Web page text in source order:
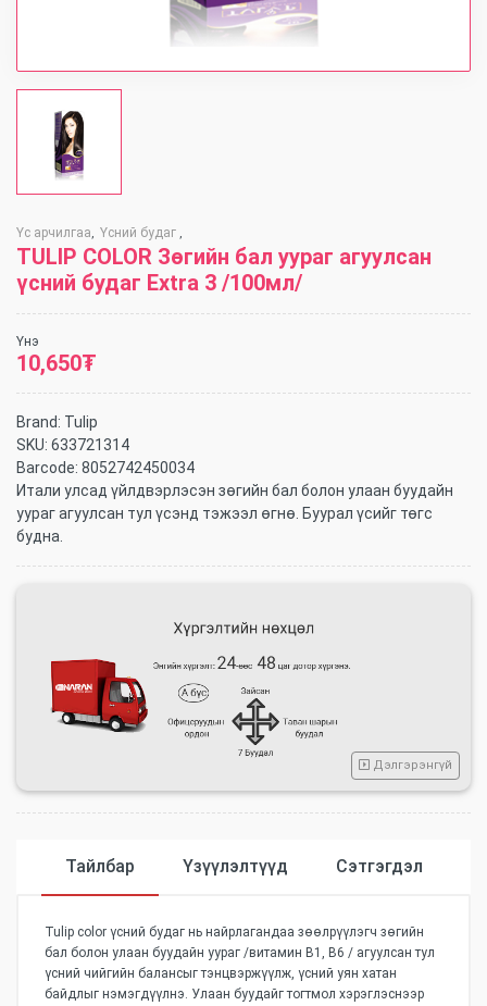
Үс арчилгаа, Үсний будаг ,
TULIP COLOR Зөгийн бал уураг агуулсан
үсний будаг Extra 3 /100мл/
Үнэ
10,650₮
Brand: Tulip
SKU: 633721314
Barcode: 8052742450034
Итали улсад үйлдвэрлэсэн зөгийн бал болон улаан буудайн
уураг агуулсан тул үсэнд тэжээл өгнө. Буурал үсийг төгс
будна.
Дэлгэрэнгүй
Тайлбар Үзүүлэлтүүд Сэтгэгдэл
Tulip color үсний будаг нь найрлагандаа зөөлрүүлэгч зөгийн
бал болон улаан буудайн уураг /витамин B1, B6 / агуулсан тул
үсний чийгийн балансыг тэнцвэржүүлж, үсний уян хатан
байдлыг нэмэгдүүлнэ. Улаан буудайг тогтмол хэрэглэснээр